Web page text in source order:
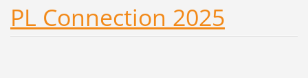
PL Connection 2025